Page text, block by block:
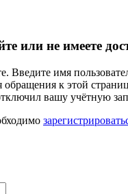
или не имеете
Введите имя
обращения к этой
вашу учётную